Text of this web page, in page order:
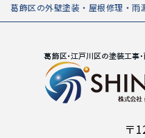
葛飾区の外壁塗装・屋根修理・雨
〒